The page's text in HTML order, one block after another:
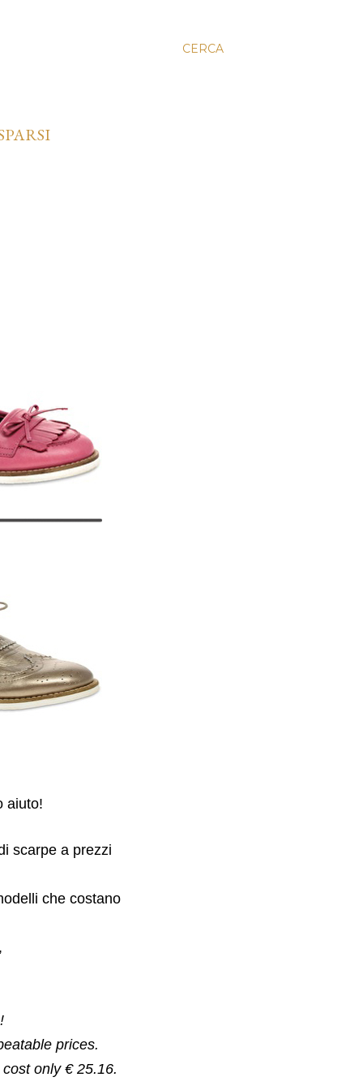
CERCA
aiuto!
scarpe a prezzi
che costano
prices.
only € 25.16.